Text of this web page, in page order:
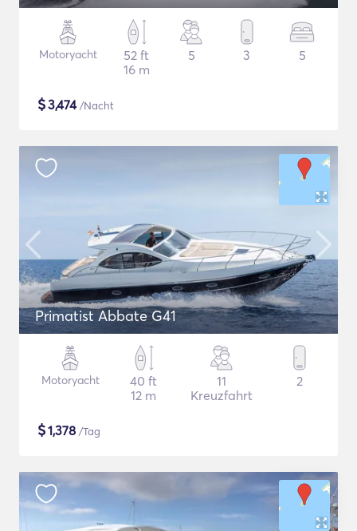
Motoryacht
52 ft
16 m
5 3 5
$3,474/Nacht
Primatist Abbate G41
Motoryacht
40 ft
12 m
11
Kreuzfahrt
2
$1,378 /Tag